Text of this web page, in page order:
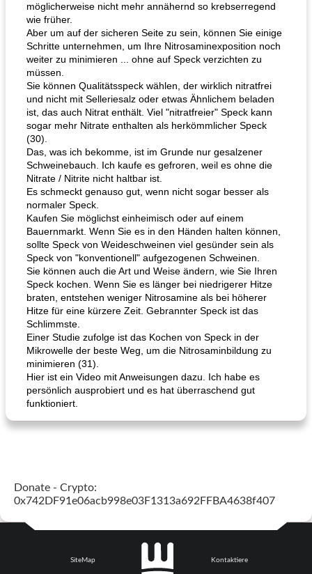
möglicherweise nicht mehr annähernd so krebserregend
wie früher.
Aber um auf der sicheren Seite zu sein, können Sie einige
Schritte unternehmen, um Ihre Nitrosaminexposition noch
weiter zu minimieren ... ohne auf Speck verzichten zu
müssen.
Sie können Qualitätsspeck wählen, der wirklich nitratfrei
und nicht mit Selleriesalz oder etwas Ähnlichem beladen
ist, das auch Nitrat enthält. Viel "nitratfreier" Speck kann
sogar mehr Nitrate enthalten als herkömmlicher Speck
(30).
Das, was ich bekomme, ist im Grunde nur gesalzener
Schweinebauch. Ich kaufe es gefroren, weil es ohne die
Nitrate / Nitrite nicht haltbar ist.
Es schmeckt genauso gut, wenn nicht sogar besser als
normaler Speck.
Kaufen Sie möglichst einheimisch oder auf einem
Bauernmarkt. Wenn Sie es in den Händen halten können,
sollte Speck von Weideschweinen viel gesünder sein als
Speck von "konventionell" aufgezogenen Schweinen.
Sie können auch die Art und Weise ändern, wie Sie Ihren
Speck kochen. Wenn Sie es länger bei niedrigerer Hitze
braten, entstehen weniger Nitrosamine als bei höherer
Hitze für eine kürzere Zeit. Gebrannter Speck ist das
Schlimmste.
Einer Studie zufolge ist das Kochen von Speck in der
Mikrowelle der beste Weg, um die Nitrosaminbildung zu
minimieren (31).
Hier ist ein Video mit Anweisungen dazu. Ich habe es
persönlich ausprobiert und es hat überraschend gut
funktioniert.
Donate - Crypto:
0x742DF91e06acb998e03F1313a692FFBA4638f407
SiteMap Kontaktiere